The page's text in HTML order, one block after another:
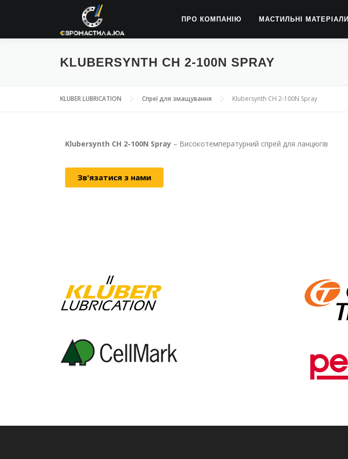
ПРО КОМПАНІЮ МАСТИЛЬНІ МАТЕРІАЛИ
KLUBERSYNTH CH 2-100N SPRAY
KLUBER LUBRICATION Спреї для змащування Klubersynth CH 2-100N Spray
Klubersynth CH 2-100N Spray – Високотемпературний спрей для ланцюгів
Зв'язатися з нами